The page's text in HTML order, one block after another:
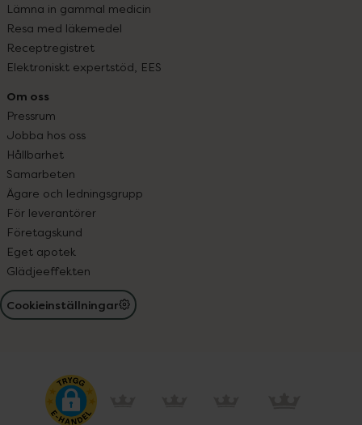
Lämna in gammal medicin
Resa med läkemedel
Receptregistret
Elektroniskt expertstöd, EES
Om oss
Pressrum
Jobba hos oss
Hållbarhet
Samarbeten
Ägare och ledningsgrupp
För leverantörer
Företagskund
Eget apotek
Glädjeeffekten
Cookieinställningar